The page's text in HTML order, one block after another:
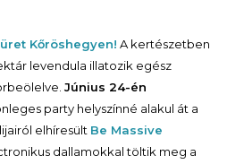
Kőröshegyen! A kertészetben
levendula illatozik egész
Június 24-én
party helyszínné alakul át a
elhíresült Be Massive
dallamokkal töltik meg a